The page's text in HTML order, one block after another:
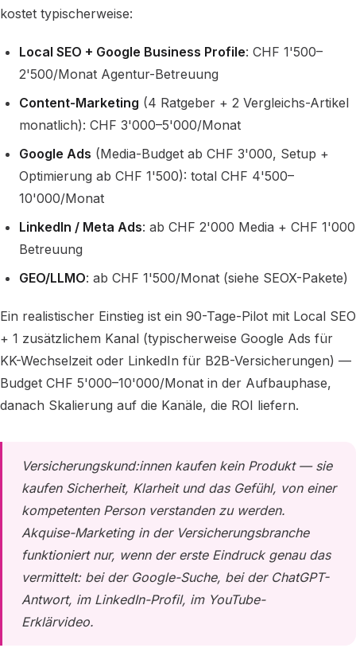
kostet typischerweise:
Local SEO + Google Business Profile: CHF 1'500–
2'500/Monat Agentur-Betreuung
Content-Marketing (4 Ratgeber + 2 Vergleichs-Artikel
monatlich): CHF 3'000–5'000/Monat
Google Ads (Media-Budget ab CHF 3'000, Setup +
Optimierung ab CHF 1'500): total CHF 4'500–
10'000/Monat
LinkedIn / Meta Ads: ab CHF 2'000 Media + CHF 1'000
Betreuung
GEO/LLMO: ab CHF 1'500/Monat (siehe SEOX-Pakete)
Ein realistischer Einstieg ist ein 90-Tage-Pilot mit Local SEO
+ 1 zusätzlichem Kanal (typischerweise Google Ads für
KK-Wechselzeit oder LinkedIn für B2B-Versicherungen) —
Budget CHF 5'000–10'000/Monat in der Aufbauphase,
danach Skalierung auf die Kanäle, die ROI liefern.
Versicherungskund:innen kaufen kein Produkt — sie
kaufen Sicherheit, Klarheit und das Gefühl, von einer
kompetenten Person verstanden zu werden.
Akquise-Marketing in der Versicherungsbranche
funktioniert nur, wenn der erste Eindruck genau das
vermittelt: bei der Google-Suche, bei der ChatGPT-
Antwort, im LinkedIn-Profil, im YouTube-
Erklärvideo.